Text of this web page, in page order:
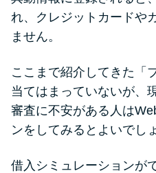
れ、クレジットカードや
ません。
ここまで紹介してきた「
当てはまっていないが、
審査に不安がある人は
ンをしてみるとよいでし
借入シミュレーションが